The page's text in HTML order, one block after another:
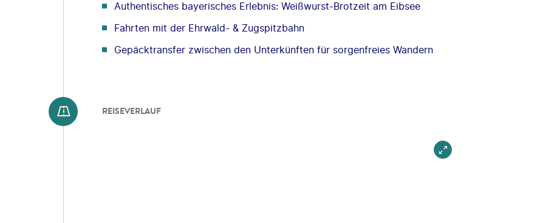
Authentisches bayerisches Erlebnis: Weißwurst-Brotzeit am Eibsee
Fahrten mit der Ehrwald- & Zugspitzbahn
Gepäcktransfer zwischen den Unterkünften für sorgenfreies Wandern
REISEVERLAUF